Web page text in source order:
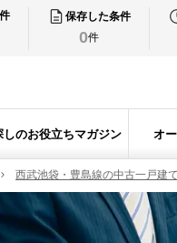
保存した条件
0件
しのお役立ちマガジン オ
西武池袋・豊島線の中古一戸建て